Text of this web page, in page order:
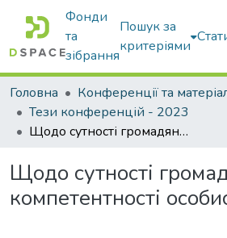
Фонди
та
зібрання
Пошук за
критеріями
Головна
Тези конференцій - 2023
Щодо сутності громадянської компетентності особистості
Щодо сутності
компетентності